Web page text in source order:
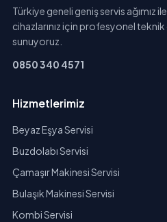
Türkiye geneli geniş servis ağımız
cihazlarınız için profesyonel
sunuyoruz.
0850 340 4571
Hizmetlerimiz
Beyaz Eşya Servisi
Buzdolabı Servisi
Çamaşır Makinesi Servisi
Bulaşık Makinesi Servisi
Kombi Servisi